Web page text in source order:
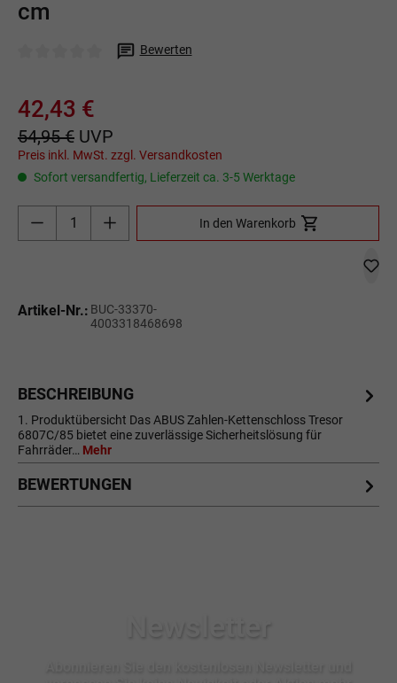
cm
Bewerten
42,43 €
54,95 € UVP
Preis inkl. MwSt. zzgl. Versandkosten
Sofort versandfertig, Lieferzeit ca. 3-5 Werktage
Produkt Anzahl: Gib den gewünschten Wert
In den Warenkorb
Artikel-Nr.: BUC-33370-
4003318468698
BESCHREIBUNG
1. Produktübersicht Das ABUS Zahlen-Kettenschloss Tresor
6807C/85 bietet eine zuverlässige Sicherheitslösung für
Fahrräder… Mehr
BEWERTUNGEN